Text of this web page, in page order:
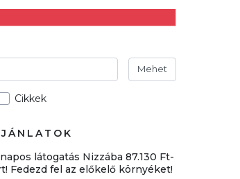
CitySIM kártya a világutazóknak
Afrika
Mehet
Cikkek
látogatás Nizzába 87.130 Ft-
Fedezd fel az előkelő környéket!